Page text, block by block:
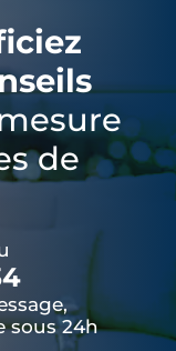
de
sous 24h